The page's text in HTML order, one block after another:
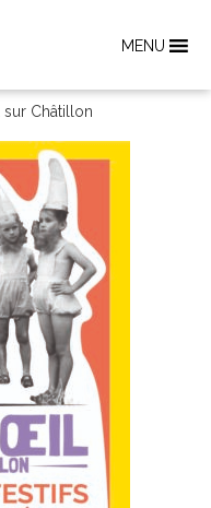
MENU
sur Châtillon